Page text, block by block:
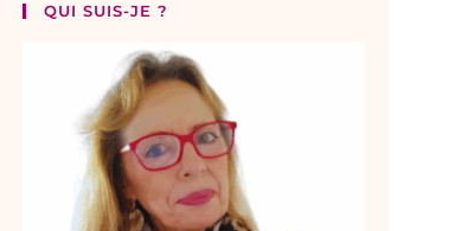
QUI SUIS-JE ?